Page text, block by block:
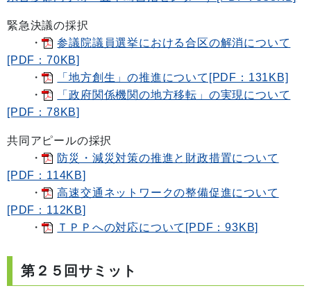
緊急決議の採択
・
参議院議員選挙における合区の解消について
[PDF：70KB]
・
「地方創生」の推進について[PDF：131KB]
・
「政府関係機関の地方移転」の実現について
[PDF：78KB]
共同アピールの採択
・
防災・減災対策の推進と財政措置について
[PDF：114KB]
・
高速交通ネットワークの整備促進について
[PDF：112KB]
・
ＴＰＰへの対応について[PDF：93KB]
第２５回サミット